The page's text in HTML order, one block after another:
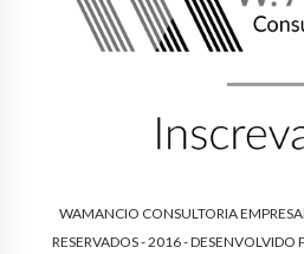
WAMANCIO CONSULTORIA
RESERVADOS - 2016 - DESENVOLVIDO